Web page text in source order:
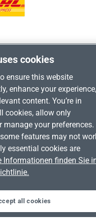
cookies
ensure this website
enhance your experience,
content. You’re in
cookies, allow only
manage your preferences.
features may not
essential cookies are
Informationen finden Sie
all cookies